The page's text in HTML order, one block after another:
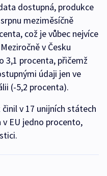
dostupná, produkce
meziměsíčně
což je vůbec nejvíce
v Česku
3,1 procenta, přičemž
údaji jen ve
(-5,2 procenta).
v 17 unijních státech
EU jedno procento,